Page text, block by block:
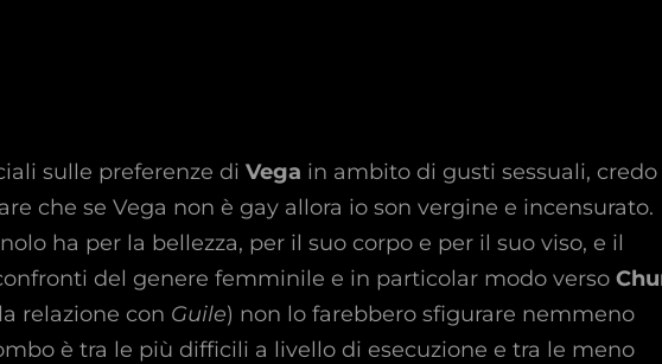
sulle preferenze di Vega in ambito di gusti sessuali, credo
che se Vega non è gay allora io son vergine e incensurato.
ha per la bellezza, per il suo corpo e per il suo viso, e il
del genere femminile e in particolar modo verso
relazione con Guile) non lo farebbero sfigurare nemmeno
è tra le più difficili a livello di esecuzione e tra le meno